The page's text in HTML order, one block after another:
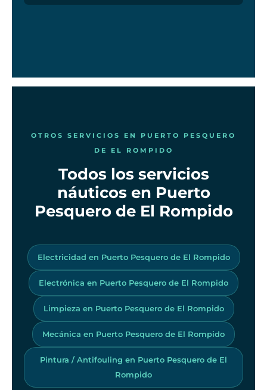
OTROS SERVICIOS EN PUERTO PESQUERO
DE EL ROMPIDO
Todos los servicios
náuticos en Puerto
Pesquero de El Rompido
Electricidad en Puerto Pesquero de El Rompido
Electrónica en Puerto Pesquero de El Rompido
Limpieza en Puerto Pesquero de El Rompido
Mecánica en Puerto Pesquero de El Rompido
Pintura / Antifouling en Puerto Pesquero de El
Rompido